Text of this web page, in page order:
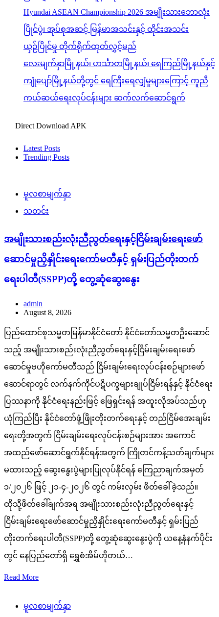
Hyundai ASEAN Championship 2026 အမျိုးသားဘောလုံး
ပြိုင်ပွဲ၊ အုပ်စုအဆင့် မြန်မာအသင်းနှင့် ထိုင်းအသင်း
ယှဉ်ပြိုင်မှု တိုက်ရိုက်ထုတ်လွှင့်မည်
လေးမျက်နှာမြို့နယ်၊ ဟင်္သာတမြို့နယ်၊ ရေကြည်မြို့နယ်နှင့်
ကျုံပျော်မြို့နယ်တို့တွင် ရေကြီးရေလျှံမှုများကြောင့် ကူညီ
ကယ်ဆယ်ရေးလုပ်ငန်းများ ဆက်လက်ဆောင်ရွက်
Direct Download APK
Latest Posts
Trending Posts
မူလစာမျက်နှာ
သတင်း
အမျိုးသားစည်းလုံးညီညွတ်ရေးနှင့်ငြိမ်းချမ်းရေးဖော်
ဆောင်မှုညှိနှိုင်းရေးကော်မတီနှင့် ရှမ်းပြည်တိုးတက်
ရေးပါတီ(SSPP)တို့ တွေ့ဆုံဆွေးနွေး
admin
August 8, 2026
ပြည်ထောင်စုသမ္မတမြန်မာနိုင်ငံတော် နိုင်ငံတော်သမ္မတဦးဆောင်
သည့် အမျိုးသားစည်းလုံးညီညွတ်ရေးနှင့်ငြိမ်းချမ်းရေးဖော်
ဆောင်မှုဗဟိုကော်မတီသည် ငြိမ်းချမ်းရေးလုပ်ငန်းစဉ်များဖော်
ဆောင်ရာတွင် လက်နက်ကိုင်ပဋိပက္ခများချုပ်ငြိမ်းရန်နှင့် နိုင်ငံရေး
ပြဿနာကို နိုင်ငံရေးနည်းဖြင့် ဖြေရှင်းရန် အထူးလိုအပ်သည်ဟု
ယုံကြည်ပြီး နိုင်ငံတော်ဖွံ့ဖြိုးတိုးတက်ရေးနှင့် တည်ငြိမ်အေးချမ်း
ရေးတို့အတွက် ငြိမ်းချမ်းရေးလုပ်ငန်းစဉ်များအား အကောင်
အထည်ဖော်ဆောင်ရွက်နိုင်ရန်အတွက် ကြိုတင်ကန့်သတ်ချက်များ
မထားသည့် ဆွေးနွေးပွဲများပြုလုပ်နိုင်ရန် ကြေညာချက်အမှတ်
၁/၂၀၂၆ ဖြင့် ၂၁-၄-၂၀၂၆ တွင် ကမ်းလှမ်း ဖိတ်ခေါ်ခဲ့သည်။
ထိုသို့ဖိတ်ခေါ်ချက်အရ အမျိုးသားစည်းလုံးညီညွတ်ရေးနှင့်
ငြိမ်းချမ်းရေးဖော်ဆောင်မှုညှိနှိုင်းရေးကော်မတီနှင့် ရှမ်းပြည်
တိုးတက်ရေးပါတီ(SSPP)တို့ တွေ့ဆုံဆွေးနွေးပွဲကို ယနေ့နံနက်ပိုင်း
တွင် နေပြည်တော်ရှိ ရွှေစံအိမ်ဟိုတယ်…
Read More
မူလစာမျက်နှာ